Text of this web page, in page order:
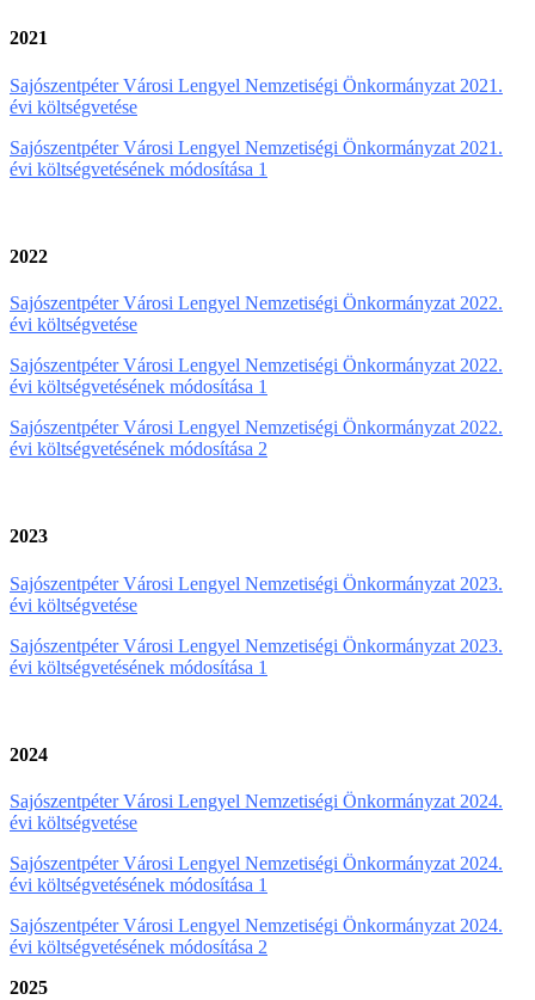
2021
Sajószentpéter Városi Lengyel Nemzetiségi Önkormányzat 2021.
évi költségvetése
Sajószentpéter Városi Lengyel Nemzetiségi Önkormányzat 2021.
évi költségvetésének módosítása 1
2022
Sajószentpéter Városi Lengyel Nemzetiségi Önkormányzat 2022.
évi költségvetése
Sajószentpéter Városi Lengyel Nemzetiségi Önkormányzat 2022.
évi költségvetésének módosítása 1
Sajószentpéter Városi Lengyel Nemzetiségi Önkormányzat 2022.
évi költségvetésének módosítása 2
2023
Sajószentpéter Városi Lengyel Nemzetiségi Önkormányzat 2023.
évi költségvetése
Sajószentpéter Városi Lengyel Nemzetiségi Önkormányzat 2023.
évi költségvetésének módosítása 1
2024
Sajószentpéter Városi Lengyel Nemzetiségi Önkormányzat 2024.
évi költségvetése
Sajószentpéter Városi Lengyel Nemzetiségi Önkormányzat 2024.
évi költségvetésének módosítása 1
Sajószentpéter Városi Lengyel Nemzetiségi Önkormányzat 2024.
évi költségvetésének módosítása 2
2025